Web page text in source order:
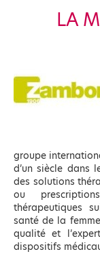
LA
groupe
d’un siècle dans
des solutions
ou
thérapeutiques
santé de la
qualité et
dispositifs